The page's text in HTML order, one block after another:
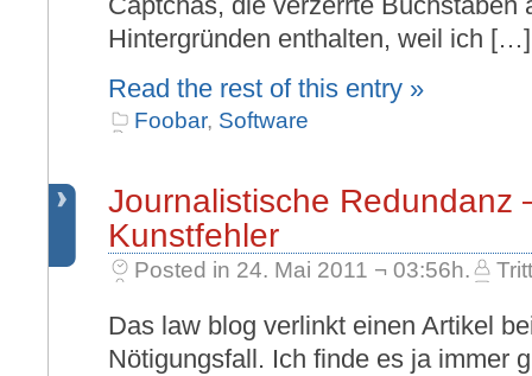
Hintergründen enthalten, weil ich […]
Read the rest of this entry »
Foobar, Software
Journalistische Redundanz
Kunstfehler
Posted in 24. Mai 2011 ¬ 03:56h.
Das law blog verlinkt einen Artikel
Nötigungsfall. Ich finde es ja immer